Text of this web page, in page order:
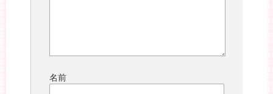
名前